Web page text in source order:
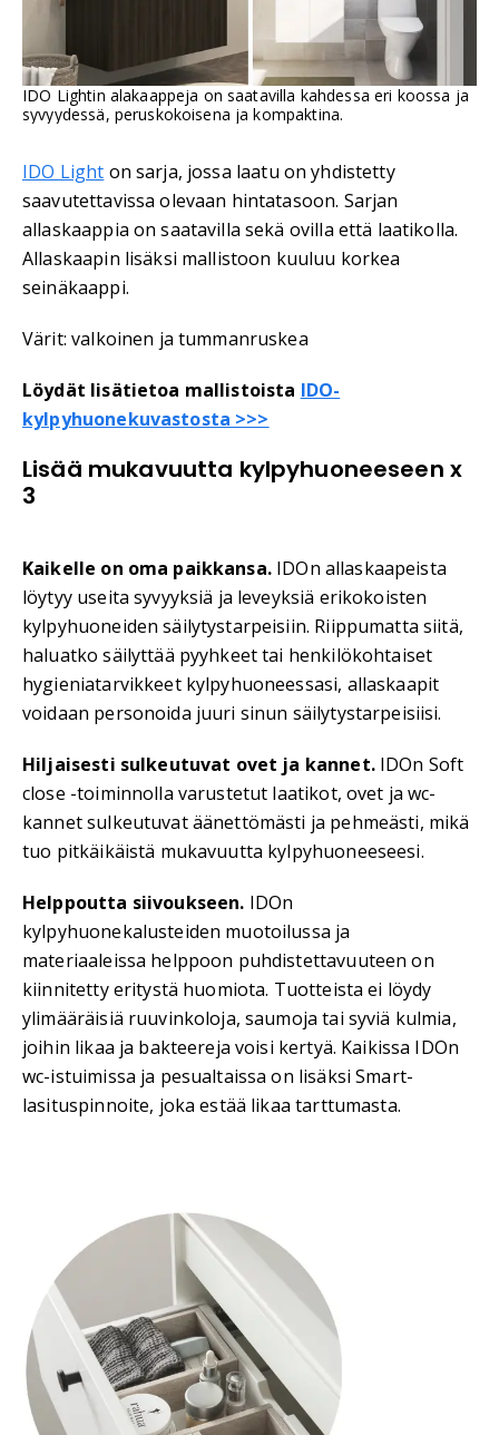
IDO Lightin alakaappeja on saatavilla kahdessa eri koossa ja
syvyydessä, peruskokoisena ja kompaktina.
IDO Light on sarja, jossa laatu on yhdistetty
saavutettavissa olevaan hintatasoon. Sarjan
allaskaappia on saatavilla sekä ovilla että laatikolla.
Allaskaapin lisäksi mallistoon kuuluu korkea
seinäkaappi.
Värit: valkoinen ja tummanruskea
Löydät lisätietoa mallistoista IDO-
kylpyhuonekuvastosta >>>
Lisää mukavuutta kylpyhuoneeseen x
3
Kaikelle on oma paikkansa.IDOn allaskaapeista
löytyy useita syvyyksiä ja leveyksiä erikokoisten
kylpyhuoneiden säilytystarpeisiin. Riippumatta siitä,
haluatko säilyttää pyyhkeet tai henkilökohtaiset
hygieniatarvikkeet kylpyhuoneessasi, allaskaapit
voidaan personoida juuri sinun säilytystarpeisiisi.
Hiljaisesti sulkeutuvat ovet ja kannet.IDOn Soft
close -toiminnolla varustetut laatikot, ovet ja wc-
kannet sulkeutuvat äänettömästi ja pehmeästi, mikä
tuo pitkäikäistä mukavuutta kylpyhuoneeseesi.
Helppoutta siivoukseen. IDOn
kylpyhuonekalusteiden muotoilussa ja
materiaaleissa helppoon puhdistettavuuteen on
kiinnitetty eritystä huomiota. Tuotteista ei löydy
ylimääräisiä ruuvinkoloja, saumoja tai syviä kulmia,
joihin likaa ja bakteereja voisi kertyä. Kaikissa IDOn
wc-istuimissa ja pesualtaissa on lisäksi Smart-
lasituspinnoite, joka estää likaa tarttumasta.